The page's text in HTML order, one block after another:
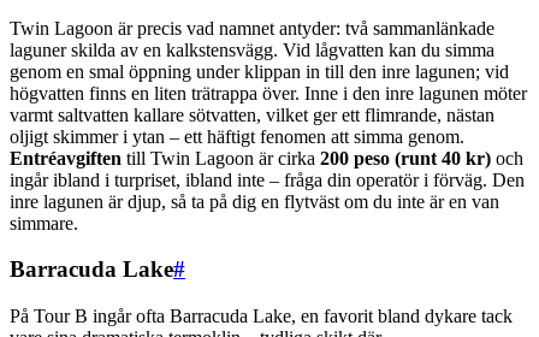
Twin Lagoon är precis vad namnet antyder: två sammanlänkade
laguner skilda av en kalkstensvägg. Vid lågvatten kan du simma
genom en smal öppning under klippan in till den inre lagunen; vid
högvatten finns en liten trätrappa över. Inne i den inre lagunen möter
varmt saltvatten kallare sötvatten, vilket ger ett flimrande, nästan
oljigt skimmer i ytan – ett häftigt fenomen att simma genom.
Entréavgiften till Twin Lagoon är cirka 200 peso (runt 40 kr) och
ingår ibland i turpriset, ibland inte – fråga din operatör i förväg. Den
inre lagunen är djup, så ta på dig en flytväst om du inte är en van
simmare.
Barracuda Lake#
På Tour B ingår ofta Barracuda Lake, en favorit bland dykare tack